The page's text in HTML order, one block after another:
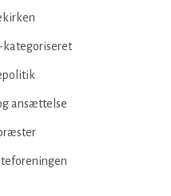
kategoriseret
ansættelse